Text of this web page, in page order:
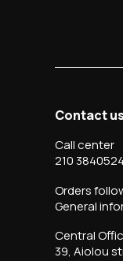
Contact
Call center
210 3840524
Orders
General
Central
39, Aiolou